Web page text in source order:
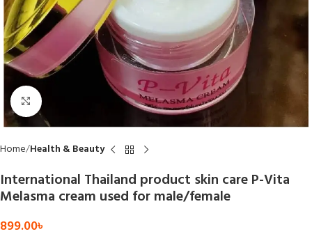
Click to enlarge
Home Health & Beauty
International Thailand product skin care P-Vita
Melasma cream used for male/female
899.00৳